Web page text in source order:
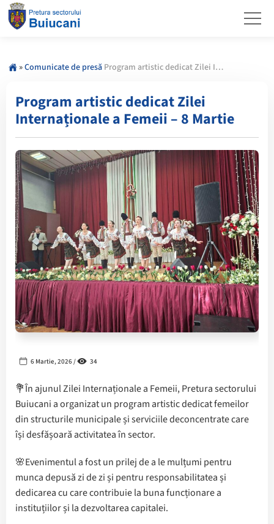
»Comunicate de presă Program artistic dedicat Zilei Internaționale a Femeii – 8 Martie
Program artistic dedicat Zilei
Internaționale a Femeii – 8 Martie
6 Martie, 2026 / 34
💐În ajunul Zilei Internaționale a Femeii, Pretura sectorului
Buiucani a organizat un program artistic dedicat femeilor
din structurile municipale și serviciile deconcentrate care
își desfășoară activitatea în sector.
🌸Evenimentul a fost un prilej de a le mulțumi pentru
munca depusă zi de zi și pentru responsabilitatea și
dedicarea cu care contribuie la buna funcționare a
instituțiilor și la dezvoltarea capitalei.